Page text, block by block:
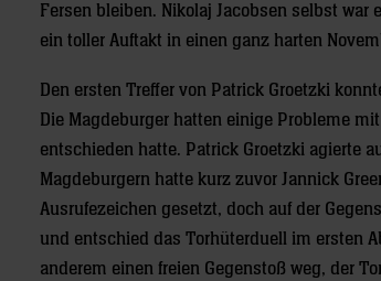
Fersen bleiben. Nikolaj Jacobsen selbst
ein toller Auftakt in einen ganz harten
Den ersten Treffer von Patrick Groetzki
Die Magdeburger hatten einige Probleme
entschieden hatte. Patrick Groetzki agierte
Magdeburgern hatte kurz zuvor Jannick
Ausrufezeichen gesetzt, doch auf der
und entschied das Torhüterduell im ersten
anderem einen freien Gegenstoß weg, der